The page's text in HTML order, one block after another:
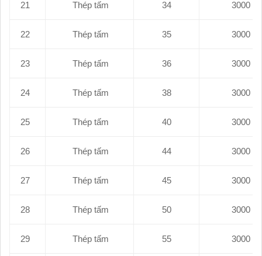
21 Thép tấm 34
22 Thép tấm 35
23 Thép tấm 36
24 Thép tấm 38
25 Thép tấm 40
26 Thép tấm 44
27 Thép tấm 45
28 Thép tấm 50
29 Thép tấm 55